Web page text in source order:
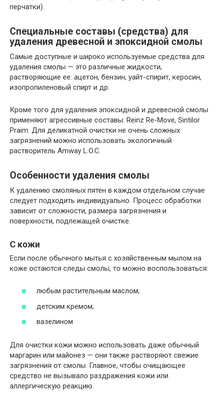
перчатки).
Специальные составы (средства) для
удаления древесной и эпоксидной смолы
Самые доступные и широко используемые средства для
удаления смолы — это различные жидкости,
растворяющие ее: ацетон, бензин, уайт-спирит, керосин,
изопропиленовый спирт и др.
Кроме того для удаления эпоксидной и древесной смолы
применяют агрессивные составы: Reinz Re-Move, Sintilor
Praim. Для деликатной очистки не очень сложных
загрязнений можно использовать экологичный
растворитель Amway L.O.C.
Особенности удаления смолы
К удалению смоляных пятен в каждом отдельном случае
следует подходить индивидуально. Процесс обработки
зависит от сложности, размера загрязнения и
поверхности, подлежащей очистке.
С кожи
Если после обычного мытья с хозяйственным мылом на
коже остаются следы смолы, то можно воспользоваться:
любым растительным маслом;
детским кремом;
вазелином.
Для очистки кожи можно использовать даже обычный
маргарин или майонез — они также растворяют свежие
загрязнения от смолы. Главное, чтобы очищающее
средство не вызывало раздражения кожи или
аллергическую реакцию.